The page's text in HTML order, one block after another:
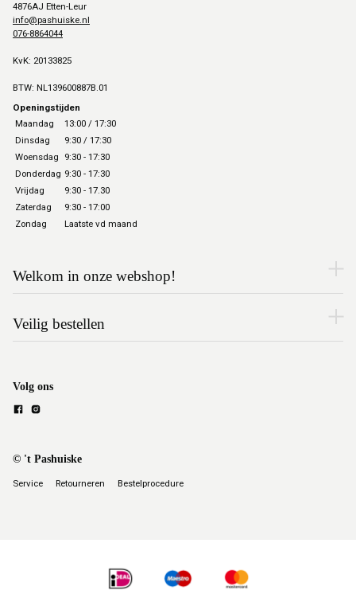
4876AJ Etten-Leur
info@pashuiske.nl
076-8864044
KvK: 20133825
BTW: NL139600887B.01
Openingstijden
Maandag
13:00 / 17:30
Dinsdag
9:30 / 17:30
Woensdag
9:30 - 17:30
Donderdag 9:30 - 17:30
Vrijdag
9:30 - 17.30
Zaterdag
9:30 - 17:00
Zondag
Laatste vd maand
Welkom in onze webshop!
Veilig bestellen
Volg ons
© 't Pashuiske
Service Retourneren Bestelprocedure